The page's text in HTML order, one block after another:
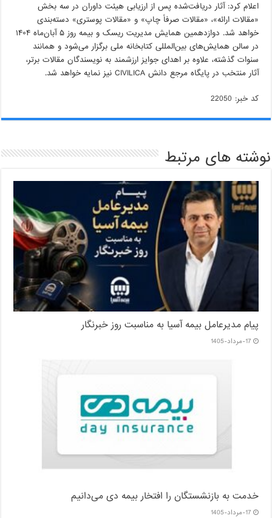
اعلام کرد: آثار دریافت‌شده پس از ارزیابی هیئت داوران در سه بخش
«مقالات ارائه»، «مقالات صرفاً چاپ» و «مقالات پوستری» دسته‌بندی
خواهد شد. دوازدهمین همایش مدیریت ریسک و بیمه روز ۵ آبان‌ماه ۱۴۰۴
در سالن همایش‌های بین‌المللی کتابخانه ملی برگزار می‌شود و همانند
سنوات گذشته، علاوه بر اهدای جوایز ارزشمند به نویسندگان مقالات برتر،
آثار منتخب در پایگاه مرجع دانش CIVILICA نیز نمایه خواهد شد.
کد خبر: 22050
نوشته های مرتبط
پیام مدیرعامل بیمه آسیا به مناسبت روز خبرنگار
17-مرداد-1405
خدمت به بازنشستگان‌ را افتخار بیمه دی می‌دانیم
17-مرداد-1405